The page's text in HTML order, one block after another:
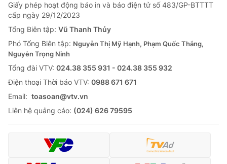
Giấy phép hoạt động báo in và báo điện tử số 483/GP-BTTTT
cấp ngày 29/12/2023
Tổng Biên tập: Vũ Thanh Thủy
Phó Tổng Biên tập: Nguyễn Thị Mỹ Hạnh, Phạm Quốc Thắng,
Nguyễn Trọng Ninh
Tổng đài VTV: 024.38 355 931 - 024.38 355 932
Ðiện thoại Thời báo VTV: 0988 671 671
Email: toasoan@vtv.vn
Liên hệ quảng cáo: (024) 626 79595